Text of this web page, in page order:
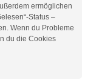
ermöglichen
Status –
Wenn du Probleme
du die Cookies